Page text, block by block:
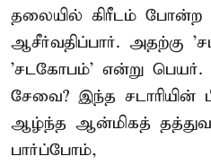
தலையில் கிரீடம்
ஆசீர்வதிப்பார். அதற்கு
'சடகோபம்' என்று பெயர்.
சேவை? இந்த
ஆழ்ந்த ஆன்மிகத்
பார்ப்போம்,